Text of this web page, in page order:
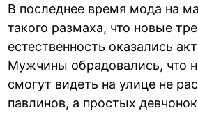
В последнее время мода на
такого размаха, что новые
естественность оказались
Мужчины обрадовались, что
смогут видеть на улице не
павлинов, а простых